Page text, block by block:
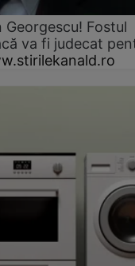
Georgescu! Fostul
va fi judecat